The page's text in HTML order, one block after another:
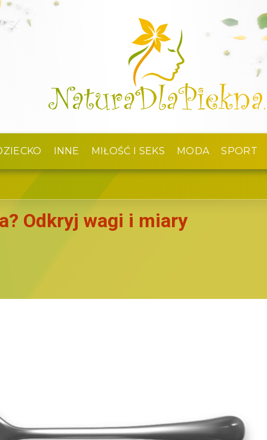
INNE MIŁOŚĆ I SEKS MODA SPORT
Odkryj wagi i miary